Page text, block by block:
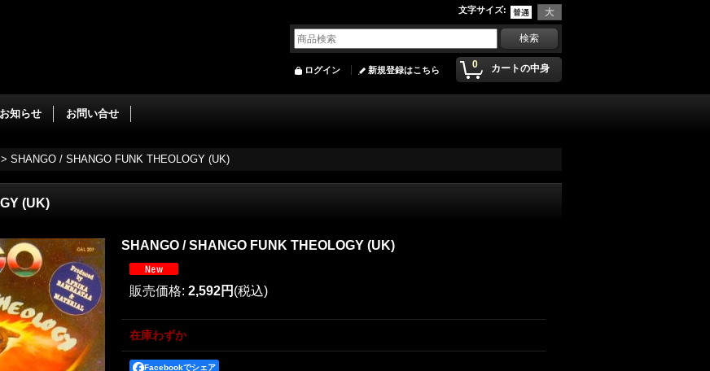
文字サイズ:
0 カートの中身
ログイン 新規登録はこちら
お知らせ お問い合せ
> SHANGO / SHANGO FUNK THEOLOGY (UK)
(UK)
SHANGO / SHANGO FUNK THEOLOGY (UK)
販売価格: 2,592円 (税込)
在庫わずか
Facebookでシェア